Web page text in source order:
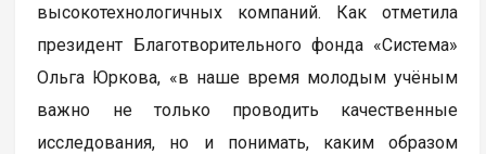
высокотехнологичных компаний. Как отметила
президент Благотворительного фонда «Система»
Ольга Юркова, «в наше время молодым учёным
важно не только проводить качественные
исследования, но и понимать, каким образом